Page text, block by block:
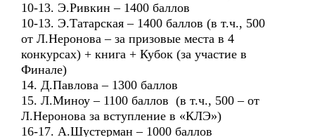
10-13. Э.Ривкин – 1400 баллов
10-13. Э.Татарская – 1400 баллов (в т.ч., 500
от Л.Неронова – за призовые места в 4
конкурсах) + книга + Кубок (за участие в
Финале)
14. Д.Павлова – 1300 баллов
15. Л.Миноу – 1100 баллов (в т.ч., 500 – от
Л.Неронова за вступление в «КЛЭ»)
16-17. А.Шустерман – 1000 баллов